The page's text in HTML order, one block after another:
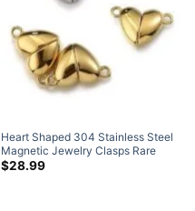
Heart Shaped304 Stainless Steel
Magnetic Jewelry Clasps Rare
Earth Neodymium Magnet Silver
$28.99